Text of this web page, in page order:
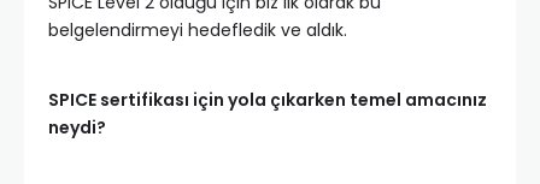
belgelendirmeyi hedefledik ve aldık.
SPICE sertifikası için yola çıkarken temel amacınız
neydi?